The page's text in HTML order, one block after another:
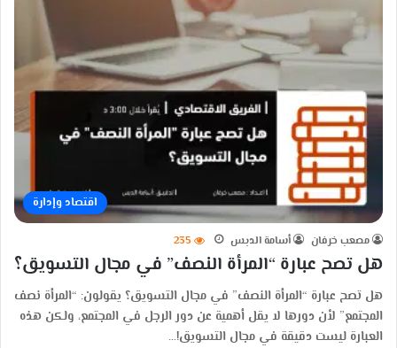
اقتصاد وإدارة
مصعب خرفان أسامة الدبس 235
هل تصح عبارة “المرأة النصف” في مجال التسويق؟
هل تصح عبارة “المرأة النصف” في مجال التسويق؟ يقولون: “المرأة نصف
المجتمع” لأن دورها لا يقل أهمية عن دور الرجل في المجتمع، ولكن هذه
العبارة ليست دقيقة في مجال التسويق!…